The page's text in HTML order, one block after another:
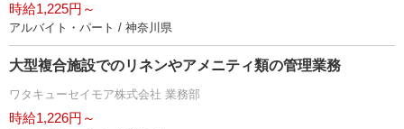
時給1,225円～
アルバイト・パート / 神奈川県
大型複合施設でのリネンやアメニティ類の管理業務
ワタキューセイモア株式会社 業務部
時給1,226円～